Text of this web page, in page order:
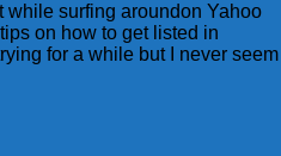
while surfing aroundon Yahoo
on how to get listed in
for a while but I never seem